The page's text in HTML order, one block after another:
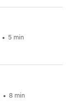
5 min
8 min